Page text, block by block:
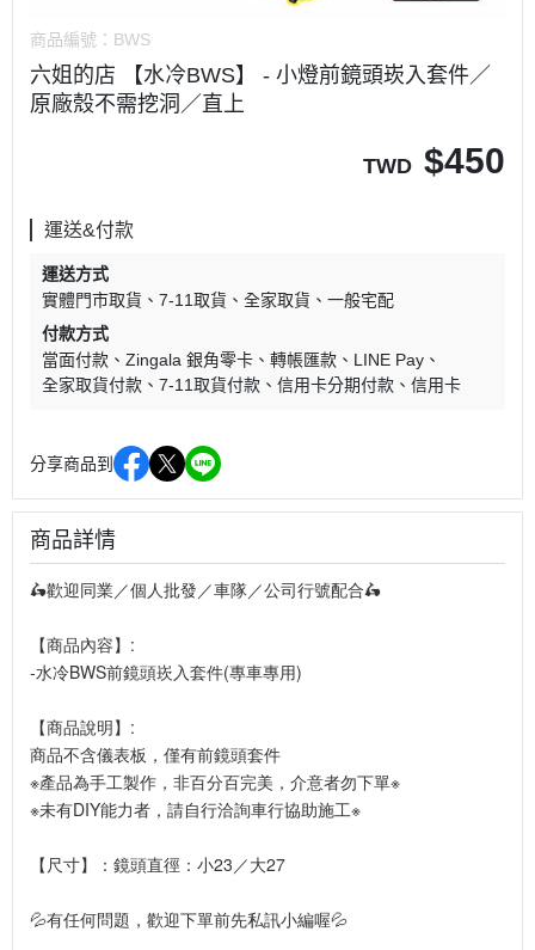
商品編號： BWS
六姐的店 【水冷BWS】 - 小燈前鏡頭崁入套件／
原廠殼不需挖洞／直上
TWD $450
運送&付款
運送方式
實體門市取貨
7-11取貨 全家取貨
一般宅配
付款方式
當面付款
Zingala 銀角零卡 轉帳匯款
LINE Pay
全家取貨付款
7-11取貨付款 信用卡分期付款 信用卡
分享商品到
商品詳情
🛵歡迎同業／個人批發／車隊／公司行號配合🛵
【商品內容】:
-水冷BWS前鏡頭崁入套件(專車專用)
【商品說明】:
商品不含儀表板，僅有前鏡頭套件
※產品為手工製作，非百分百完美，介意者勿下單※
※未有DIY能力者，請自行洽詢車行協助施工※
【尺寸】：鏡頭直徑：小23／大27
💦有任何問題，歡迎下單前先私訊小編喔💦